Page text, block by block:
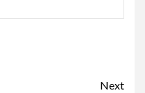
Next